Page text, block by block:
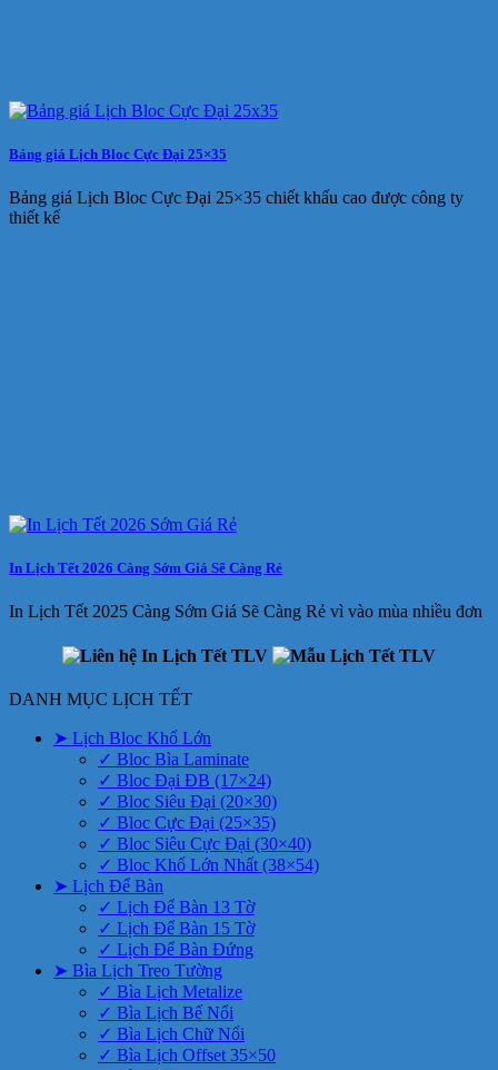
Bảng giá Lịch Bloc Cực Đại 25×35
Bảng giá Lịch Bloc Cực Đại 25×35 chiết khấu cao được công ty
thiết kế
In Lịch Tết 2026 Càng Sớm Giá Sẽ Càng Rẻ
In Lịch Tết 2025 Càng Sớm Giá Sẽ Càng Rẻ vì vào mùa nhiều đơn
DANH MỤC LỊCH TẾT
➤ Lịch Bloc Khổ Lớn
✓ Bloc Bìa Laminate
✓ Bloc Đại ĐB (17×24)
✓ Bloc Siêu Đại (20×30)
✓ Bloc Cực Đại (25×35)
✓ Bloc Siêu Cực Đại (30×40)
✓ Bloc Khổ Lớn Nhất (38×54)
➤ Lịch Để Bàn
✓ Lịch Để Bàn 13 Tờ
✓ Lịch Để Bàn 15 Tờ
✓ Lịch Để Bàn Đứng
➤ Bìa Lịch Treo Tường
✓ Bìa Lịch Metalize
✓ Bìa Lịch Bế Nổi
✓ Bìa Lịch Chữ Nổi
✓ Bìa Lịch Offset 35×50